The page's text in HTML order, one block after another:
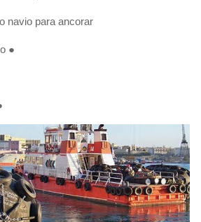
navio para ancorar
●